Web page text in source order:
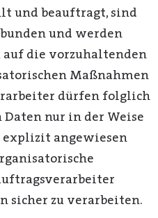
und beauftragt, sind
und werden
die vorzuhaltenden
Maßnahmen
dürfen folglich
Daten nur in der Weise
angewiesen
sicher zu verarbeiten.